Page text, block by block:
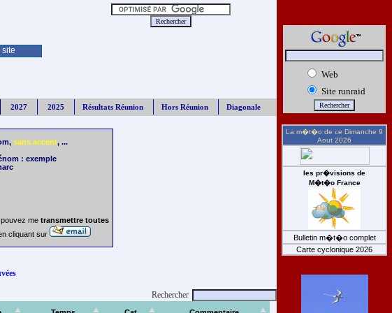
site
2027 2025 Résultats Réunion Hors Réunion Diagonale
sans accent, ...
: exemple
me transmettre toutes
cliquant sur
Rechercher
Web
Site runraid
La m�t�o de ce Dimanche 9
Aout 2026
les pr�visions de
M�t�o France
Bulletin m�t�o complet
Carte cyclonique 2026